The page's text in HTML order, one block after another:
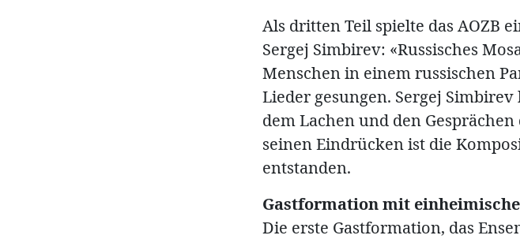
Als dritten Teil spielte das AOZB
Sergej Simbirev: «Russisches
Menschen in einem russischen
Lieder gesungen. Sergej Simbirev
dem Lachen und den
seinen Eindrücken ist die
entstanden.
Gastformation mit
Die erste Gastformation, das